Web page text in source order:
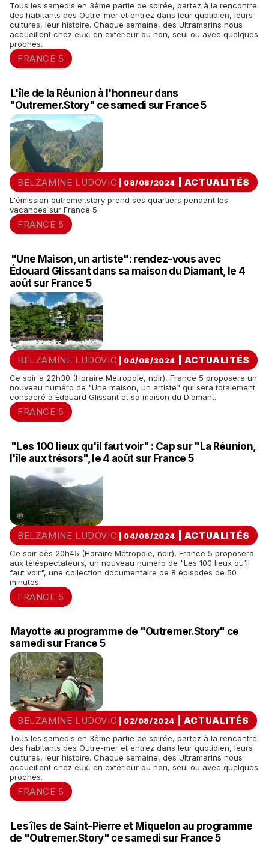
Tous les samedis en 3ème partie de soirée, partez à la rencontre
des habitants des Outre-mer et entrez dans leur quotidien, leurs
cultures, leur histoire. Chaque semaine, des Ultramarins nous
accueillent chez eux, en extérieur ou non, seul ou avec quelques
proches.
FRANCE 5
L'île de la Réunion à l'honneur dans
"Outremer.Story" ce samedi sur France 5
BELZAMINE LUDOVIC | 08/08/2024 ACTUALITÉS
L'émission outremer.story prend ses quartiers pendant les
vacances sur France 5.
FRANCE 5
"Une Maison, un artiste": rendez-vous avec
Édouard Glissant dans sa maison du Diamant, le 4
août sur France 5
BELZAMINE LUDOVIC | 04/08/2024 ACTUALITÉS
Ce soir à 22h30 (Horaire Métropole, ndlr), France 5 proposera un
nouveau numéro de "Une maison, un artiste" qui sera totalement
consacré à Édouard Glissant et sa maison du Diamant.
FRANCE 5
"Les 100 lieux qu'il faut voir" : Cap sur "La Réunion,
l'île aux trésors", le 4 août sur France 5
BELZAMINE LUDOVIC | 04/08/2024 ACTUALITÉS
Ce soir dès 20h45 (Horaire Métropole, ndlr), France 5 proposera
aux téléspectateurs, un nouveau numéro de "Les 100 lieux qu'il
faut voir", une collection documentaire de 8 épisodes de 50
minutes.
FRANCE 5
Mayotte au programme de "Outremer.Story" ce
samedi sur France 5
BELZAMINE LUDOVIC | 02/08/2024 ACTUALITÉS
Tous les samedis en 3ème partie de soirée, partez à la rencontre
des habitants des Outre-mer et entrez dans leur quotidien, leurs
cultures, leur histoire. Chaque semaine, des Ultramarins nous
accueillent chez eux, en extérieur ou non, seul ou avec quelques
proches.
FRANCE 5
Les îles de Saint-Pierre et Miquelon au programme
de "Outremer.Story" ce samedi sur France 5